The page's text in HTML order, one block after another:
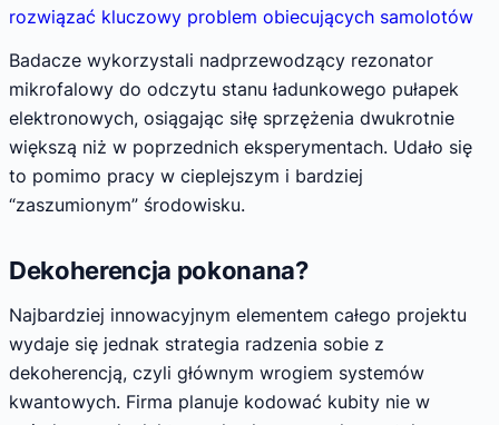
rozwiązać kluczowy problem obiecujących samolotów
Badacze wykorzystali nadprzewodzący rezonator
mikrofalowy do odczytu stanu ładunkowego pułapek
elektronowych, osiągając siłę sprzężenia dwukrotnie
większą niż w poprzednich eksperymentach. Udało się
to pomimo pracy w cieplejszym i bardziej
“zaszumionym” środowisku.
Dekoherencja pokonana?
Najbardziej innowacyjnym elementem całego projektu
wydaje się jednak strategia radzenia sobie z
dekoherencją, czyli głównym wrogiem systemów
kwantowych. Firma planuje kodować kubity nie w